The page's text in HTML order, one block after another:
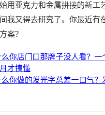
用亚克力和金属拼接的新工
我又得去研究了。你最近有
案？
么你店门口那牌子没人看？一
才搞懂
你做的发光字总差一口气？